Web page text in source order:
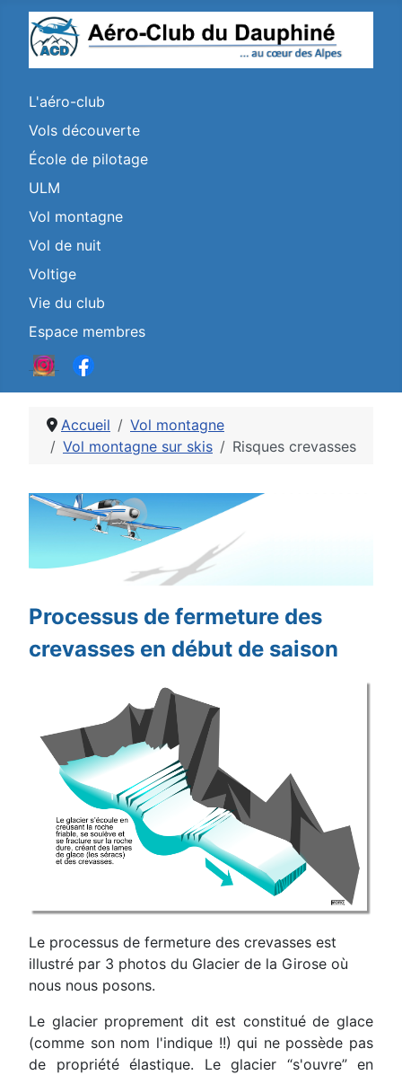
L'aéro-club
Vols découverte
École de pilotage
ULM
Vol montagne
Vol de nuit
Voltige
Vie du club
Espace membres
Accueil
Vol montagne
Vol montagne sur skis
Risques crevasses
Détails
Processus de fermeture des
crevasses en début de saison
Le processus de fermeture des crevasses est
illustré par 3 photos du Glacier de la Girose où
nous nous posons.
Le glacier proprement dit est constitué de glace
(comme son nom l'indique !!) qui ne possède pas
de propriété élastique. Le glacier “s'ouvre” en